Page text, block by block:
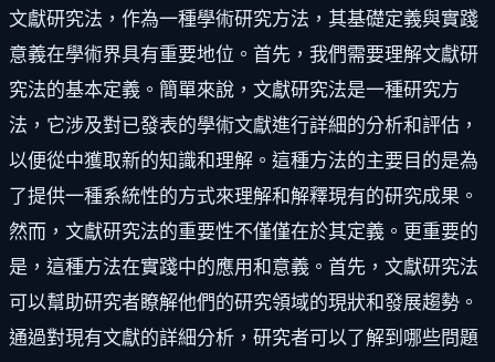
文獻研究法，作為一種學術研究方法，其基礎定義與實踐
意義在學術界具有重要地位。首先，我們需要理解文獻研
究法的基本定義。簡單來說，文獻研究法是一種研究方
法，它涉及對已發表的學術文獻進行詳細的分析和評估，
以便從中獲取新的知識和理解。這種方法的主要目的是為
了提供一種系統性的方式來理解和解釋現有的研究成果。
然而，文獻研究法的重要性不僅僅在於其定義。更重要的
是，這種方法在實踐中的應用和意義。首先，文獻研究法
可以幫助研究者瞭解他們的研究領域的現狀和發展趨勢。
通過對現有文獻的詳細分析，研究者可以了解到哪些問題